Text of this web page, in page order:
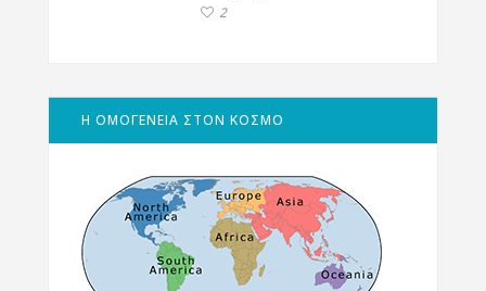
2
Η ΟΜΟΓΕΝΕΙΑ ΣΤΟΝ ΚΟΣΜΟ